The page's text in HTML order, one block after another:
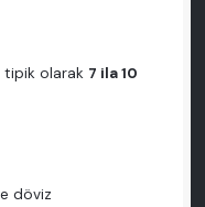
tipik olarak 7 ila 10
döviz